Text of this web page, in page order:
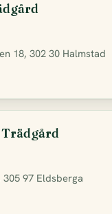
18, 302 30 Halmstad
97 Eldsberga